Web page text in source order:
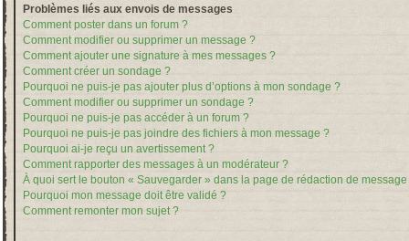
Problèmes liés aux envois de messages
Comment poster dans un forum ?
Comment modifier ou supprimer un message ?
Comment ajouter une signature à mes messages ?
Comment créer un sondage ?
Pourquoi ne puis-je pas ajouter plus d’options à mon sondage ?
Comment modifier ou supprimer un sondage ?
Pourquoi ne puis-je pas accéder à un forum ?
Pourquoi ne puis-je pas joindre des fichiers à mon message ?
Pourquoi ai-je reçu un avertissement ?
Comment rapporter des messages à un modérateur ?
À quoi sert le bouton « Sauvegarder » dans la page de rédaction de message
Pourquoi mon message doit être validé ?
Comment remonter mon sujet ?